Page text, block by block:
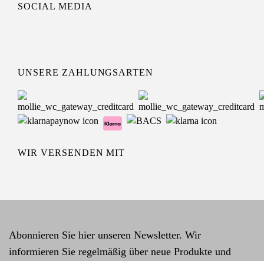
SOCIAL MEDIA
UNSERE ZAHLUNGSARTEN
WIR VERSENDEN MIT
Abonnieren Sie hier unseren Newsletter. Wir
informieren Sie regelmäßig über neue Produkte und